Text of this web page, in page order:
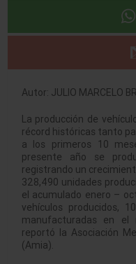
Autor: JULIO MARCELO
La producción de
récord históricas tanto
a los primeros 10
presente año se
registrando un
328,490 unidades
el acumulado enero –
vehículos producidos,
manufacturadas en el
reportó la Asociación
(Amia).